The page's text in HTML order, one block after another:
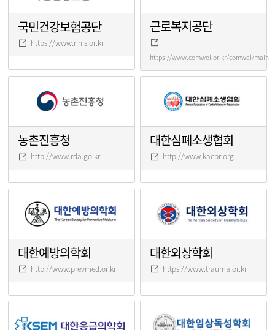
국민건강보험공단
https://www.nhis.or.kr
근로복지공단
https://www.comwel.or.kr/comwel/
농촌진흥청
http://www.rda.go.kr
대한심폐소생협회
http://www.kacpr.org
대한예방의학회
http://www.prevmed.or.kr
대한외상학회
https://www.trauma.or.kr